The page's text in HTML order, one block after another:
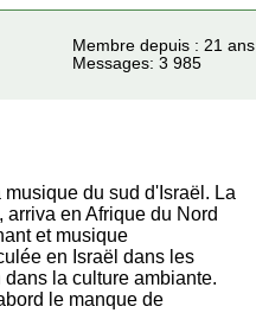
Membre depuis : 21 ans
Messages: 3 985
du sud d'Israël. La
en Afrique du Nord
et musique
en Israël dans les
la culture ambiante.
le manque de